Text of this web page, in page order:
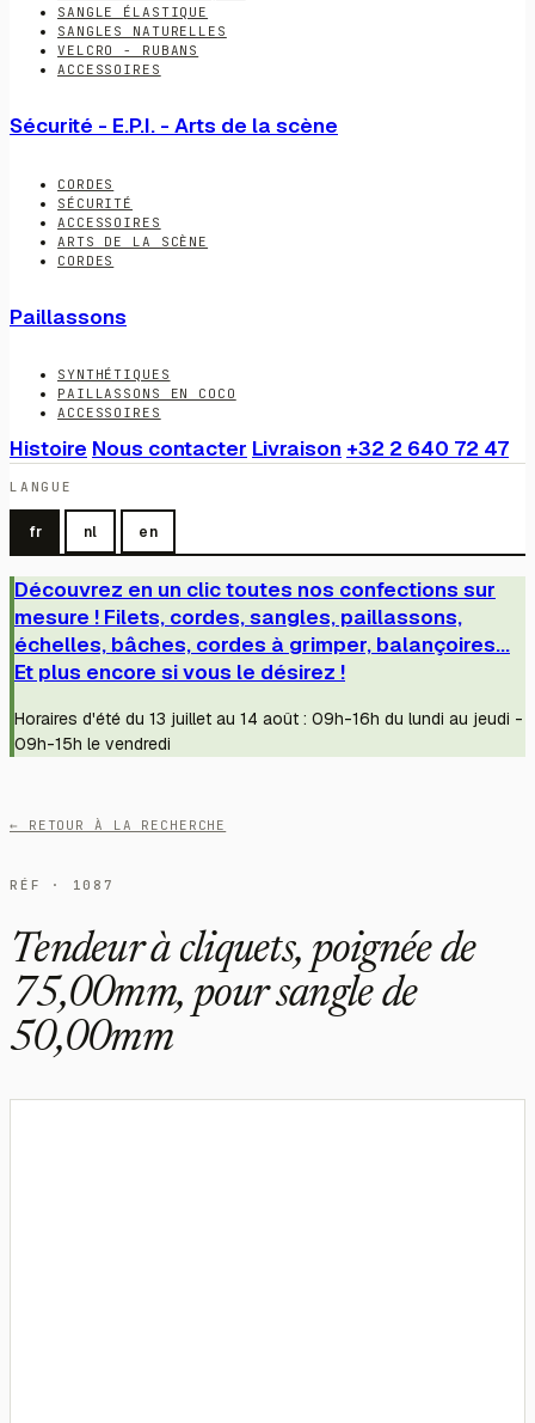
SANGLE ÉLASTIQUE
SANGLES NATURELLES
VELCRO - RUBANS
ACCESSOIRES
Sécurité - E.P.I. - Arts de la scène
CORDES
SÉCURITÉ
ACCESSOIRES
ARTS DE LA SCÈNE
CORDES
Paillassons
SYNTHÉTIQUES
PAILLASSONS EN COCO
ACCESSOIRES
Histoire Nous contacter Livraison +32 2 640 72 47
LANGUE
fr nl en
Découvrez en un clic toutes nos confections sur
mesure ! Filets, cordes, sangles, paillassons,
échelles, bâches, cordes à grimper, balançoires...
Et plus encore si vous le désirez !
Horaires d'été du 13 juillet au 14 août : 09h-16h du lundi au jeudi -
09h-15h le vendredi
← RETOUR À LA RECHERCHE
RÉF · 1087
Tendeur à cliquets, poignée de
75,00mm, pour sangle de
50,00mm